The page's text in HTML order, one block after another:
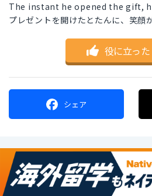
The instant he opened the gift,
プレゼントを開けたとたんに、笑顔
役に立った
シェア